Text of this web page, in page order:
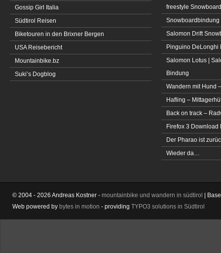
Gossip Girl Italia
Südtirol Reisen
Biketouren in den Brixner Bergen
USA Reisebericht
Mountainbike.bz
Suki’s Dogblog
freestyle Snowboard
Snowboardbindung
Salomon Drift
Pinguino DeLonghi
Salomon Lotus |
Bindung
Wandern mit Hund
Hafling –
Back on track –
Firefox 3 Download
Der Pharao ist
Wieder da…
© 2004 - 2026 Andreas Kostner - mountainbike und wandern in südtirol |
Web powered by bytes in motion - providing TYPO3 solutions in Südtirol